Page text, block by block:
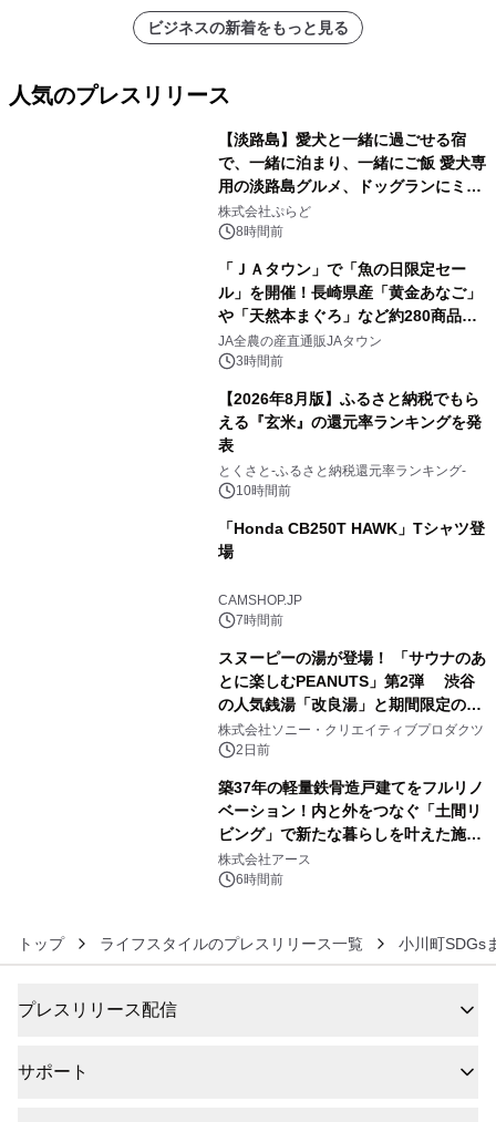
ビジネスの新着をもっと見る
人気のプレスリリース
【淡路島】愛犬と一緒に過ごせる宿
で、一緒に泊まり、一緒にご飯 愛犬専
用の淡路島グルメ、ドッグランにミニ
プール グランピングとトレーラーハウ
スの2施設で
株式会社ぷらど
8時間前
「ＪＡタウン」で「魚の日限定セー
ル」を開催！長崎県産「黄金あなご」
や「天然本まぐろ」など約280商品を
販売！～毎月１０日の定例企画～
JA全農の産直通販JAタウン
3時間前
【2026年8月版】ふるさと納税でもら
える『玄米』の還元率ランキングを発
表
とくさと-ふるさと納税還元率ランキング-
10時間前
「Honda CB250T HAWK」Tシャツ登
場
CAMSHOP.JP
7時間前
スヌーピーの湯が登場！ 「サウナのあ
とに楽しむPEANUTS」第2弾 渋谷
の人気銭湯「改良湯」と期間限定のコ
ラボレーション サウナイキタイコラ
ボグッズも発売決定！
株式会社ソニー・クリエイティブプロダクツ
2日前
築37年の軽量鉄骨造戸建てをフルリノ
ベーション！内と外をつなぐ「土間リ
ビング」で新たな暮らしを叶えた施工
事例を株式会社アースが公開
株式会社アース
6時間前
トップ ライフスタイルのプレスリリース一覧 小川町SDGs
プレスリリース配信
サポート